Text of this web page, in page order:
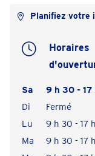
Planifiez votre
Horaires
Sa
9 h 30 - 17
Di
Fermé
Lu
9 h 30 - 17
Ma
9 h 30 - 17